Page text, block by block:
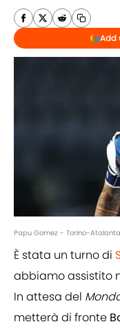
Add
Papu Gomez - Torino-
È stata un turno di
abbiamo assistito
In attesa del
metterà di fronte